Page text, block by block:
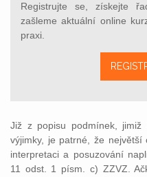
Registrujte se, získejte
zašleme aktuální online
praxi.
Již z popisu podmínek, jimiž
výjimky, je patrné, že
interpretaci a posuzování
11 odst. 1 písm. c) ZZVZ.